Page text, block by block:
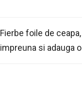
Fierbe foile de
impreuna si adauga